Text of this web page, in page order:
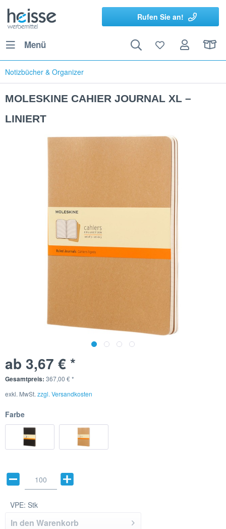
Rufen Sie an!
Menü
Notizbücher & Organizer
MOLESKINE CAHIER JOURNAL XL –
LINIERT
ab 3,67 € *
Gesamtpreis: 367,00 €*
exkl. MwSt. zzgl. Versandkosten
Farbe
VPE: Stk
In den Warenkorb